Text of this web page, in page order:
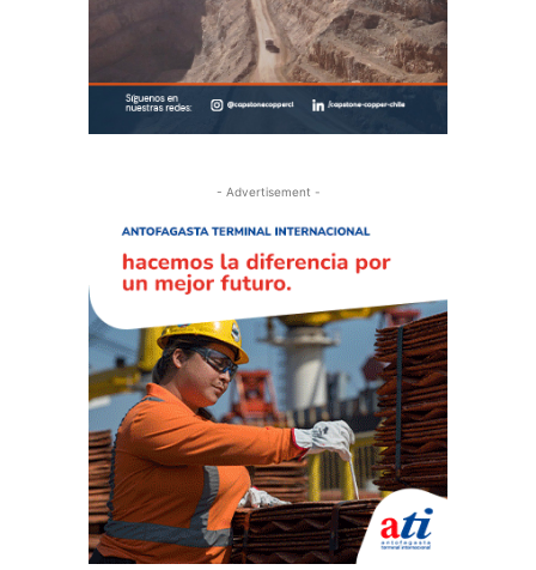
- Advertisement -